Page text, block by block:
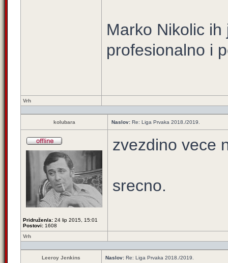
Marko Nikolic
profesionalno i
Vrh
kolubara Naslov: Re: Liga Prvaka 2018./2019.
Pridružen/a: 24 lip 2015, 15:01
Postovi: 1608
zvezdino vece
srecno.
Vrh
Leeroy Jenkins Naslov: Re: Liga Prvaka 2018./2019.